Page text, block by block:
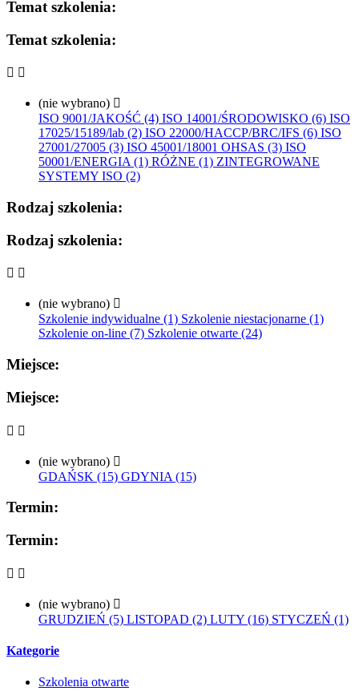
Temat szkolenia:
Temat szkolenia:
 
(nie wybrano) 
ISO 9001/JAKOŚĆ (4) ISO 14001/ŚRODOWISKO (6) ISO
17025/15189/lab (2) ISO 22000/HACCP/BRC/IFS (6) ISO
27001/27005 (3) ISO 45001/18001 OHSAS (3) ISO
50001/ENERGIA (1) RÓŻNE (1) ZINTEGROWANE
SYSTEMY ISO (2)
Rodzaj szkolenia:
Rodzaj szkolenia:
 
(nie wybrano) 
Szkolenie indywidualne (1) Szkolenie niestacjonarne (1)
Szkolenie on-line (7) Szkolenie otwarte (24)
Miejsce:
Miejsce:
 
(nie wybrano) 
GDAŃSK (15) GDYNIA (15)
Termin:
Termin:
 
(nie wybrano) 
GRUDZIEŃ (5) LISTOPAD (2) LUTY (16) STYCZEŃ (1)
Kategorie
Szkolenia otwarte